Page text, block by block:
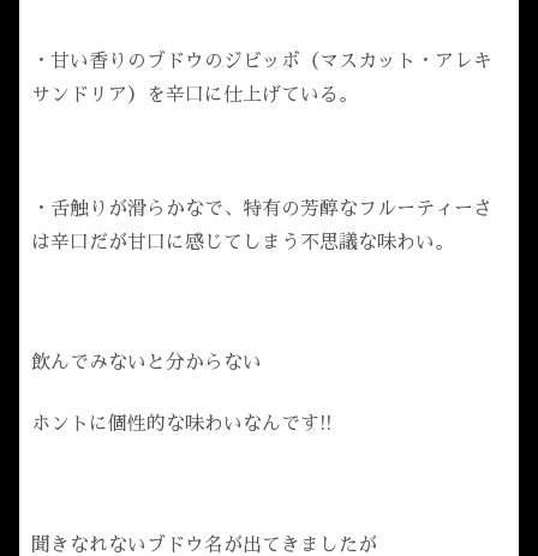
・甘い香りのブドウのジビッボ（マスカット・アレキ
サンドリア）を辛口に仕上げている。
・舌触りが滑らかなで、特有の芳醇なフルーティーさ
は辛口だが甘口に感じてしまう不思議な味わい。
飲んでみないと分からない
ホントに個性的な味わいなんです!!
聞きなれないブドウ名が出てきましたが